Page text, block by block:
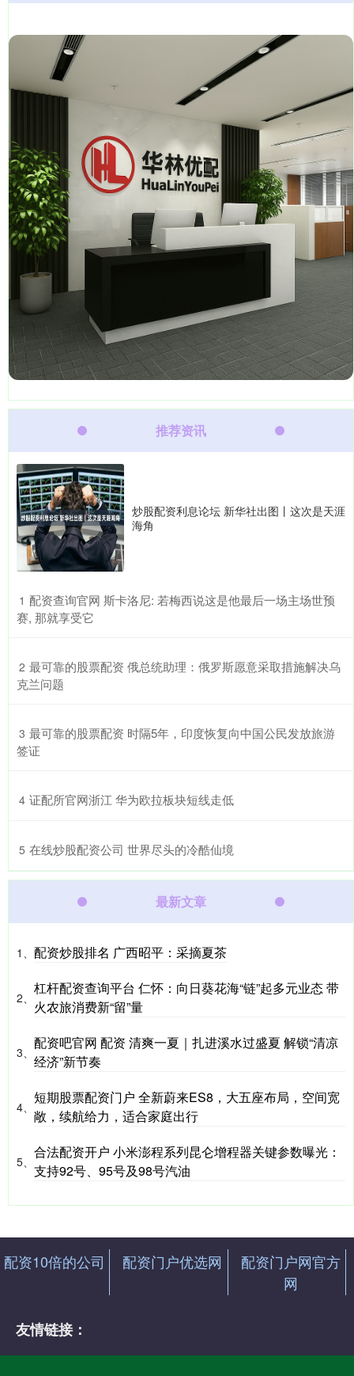
推荐资讯
炒股配资利息论坛 新华社出图丨这次是天涯
海角
1 ​配资查询官网 斯卡洛尼: 若梅西说这是他最后一场主场世预
赛, 那就享受它
2 ​最可靠的股票配资 俄总统助理：俄罗斯愿意采取措施解决乌
克兰问题
3 ​最可靠的股票配资 时隔5年，印度恢复向中国公民发放旅游
签证
4 ​证配所官网浙江 华为欧拉板块短线走低
5 ​在线炒股配资公司 世界尽头的冷酷仙境
最新文章
1、 配资炒股排名 广西昭平：采摘夏茶
2、
杠杆配资查询平台 仁怀：向日葵花海“链”起多元业态 带
火农旅消费新“留”量
3、
配资吧官网 配资 清爽一夏｜扎进溪水过盛夏 解锁“清凉
经济”新节奏
4、
短期股票配资门户 全新蔚来ES8，大五座布局，空间宽
敞，续航给力，适合家庭出行
5、
合法配资开户 小米澎程系列昆仑增程器关键参数曝光：
支持92号、95号及98号汽油
配资10倍的公司 配资门户优选网
配资门户网官方
网
友情链接：